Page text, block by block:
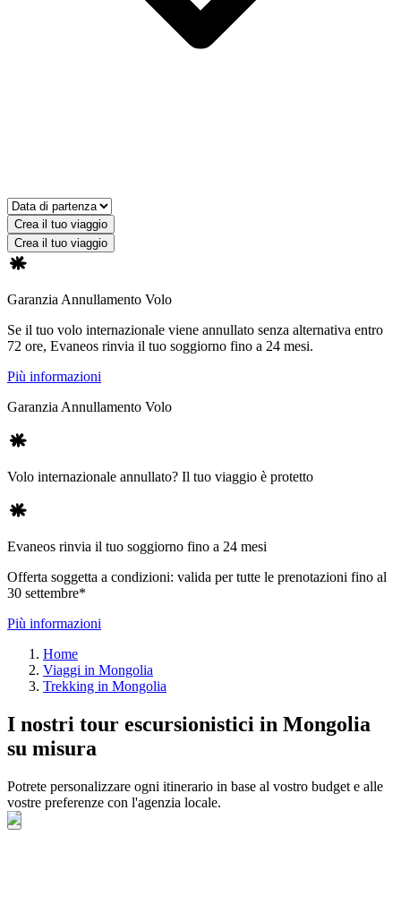
Crea il tuo viaggio
Crea il tuo viaggio
Garanzia Annullamento Volo
Se il tuo volo internazionale viene annullato senza alternativa entro
72 ore, Evaneos rinvia il tuo soggiorno fino a 24 mesi.
Più informazioni
Garanzia Annullamento Volo
Volo internazionale annullato? Il tuo viaggio è protetto
Evaneos rinvia il tuo soggiorno fino a 24 mesi
Offerta soggetta a condizioni: valida per tutte le prenotazioni fino al
30 settembre*
Più informazioni
Home
Viaggi in Mongolia
Trekking in Mongolia
I nostri tour escursionistici in Mongolia
su misura
Potrete personalizzare ogni itinerario in base al vostro budget e alle
vostre preferenze con l'agenzia locale.